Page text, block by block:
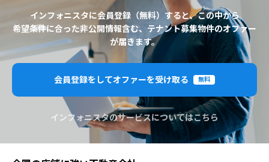
インフォニスタに会員登録（無料）すると、この中から
希望条件に合った非公開情報含む、テナント募集物件のオファー
が届きます。
会員登録をしてオファーを受け取る 無料
インフォニスタのサービスについてはこちら